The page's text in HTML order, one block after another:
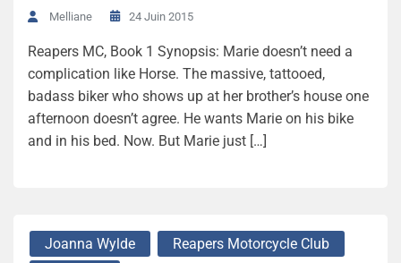
Melliane 24 Juin 2015
Reapers MC, Book 1 Synopsis: Marie doesn’t need a
complication like Horse. The massive, tattooed,
badass biker who shows up at her brother’s house one
afternoon doesn’t agree. He wants Marie on his bike
and in his bed. Now. But Marie just […]
Joanna Wylde
Reapers Motorcycle Club